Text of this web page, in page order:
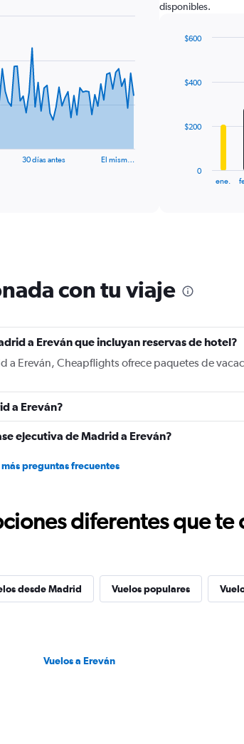
30 días antes El mism…
disponibles.
12
The
chart
Y
axis
displaying
values.
0
600.
ene.
0
$200
$400
$600
con tu viaje
a Ereván que incluyan reservas de hotel?
a Ereván, Cheapflights ofrece paquetes de
a Ereván?
ejecutiva de Madrid a Ereván?
más preguntas frecuentes
diferentes que
desde Madrid Vuelos populares
Vuelos a Ereván